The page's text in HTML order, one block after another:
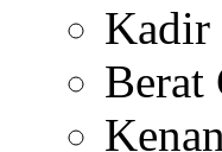
Kadir
Berat